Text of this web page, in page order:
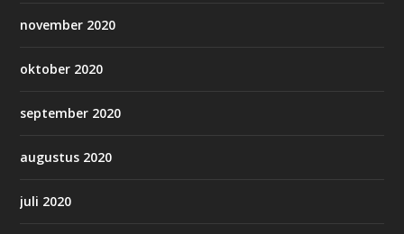
november 2020
oktober 2020
september 2020
augustus 2020
juli 2020